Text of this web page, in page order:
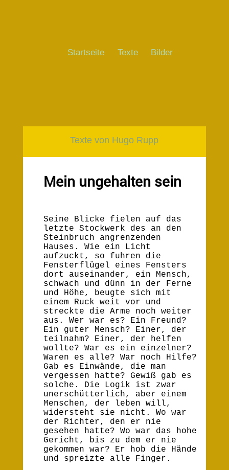
Startseite Texte Bilder
Texte von Hugo Rupp
Mein ungehalten sein
Seine Blicke fielen auf das
letzte Stockwerk des an den
Steinbruch angrenzenden
Hauses. Wie ein Licht
aufzuckt, so fuhren die
Fensterflügel eines Fensters
dort auseinander, ein Mensch,
schwach und dünn in der Ferne
und Höhe, beugte sich mit
einem Ruck weit vor und
streckte die Arme noch weiter
aus. Wer war es? Ein Freund?
Ein guter Mensch? Einer, der
teilnahm? Einer, der helfen
wollte? War es ein einzelner?
Waren es alle? War noch Hilfe?
Gab es Einwände, die man
vergessen hatte? Gewiß gab es
solche. Die Logik ist zwar
unerschütterlich, aber einem
Menschen, der leben will,
widersteht sie nicht. Wo war
der Richter, den er nie
gesehen hatte? Wo war das hohe
Gericht, bis zu dem er nie
gekommen war? Er hob die Hände
und spreizte alle Finger.